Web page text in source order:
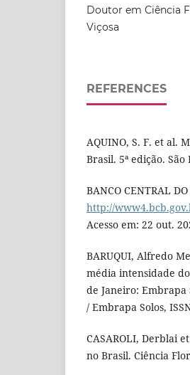
Doutor em Ciência
Viçosa
REFERENCES
AQUINO, S. F. et al.
Brasil. 5ª edição. São
BANCO CENTRAL
http://
Acesso em: 22 out.
BARUQUI, Alfredo
média intensidade
de Janeiro: Embrapa
/ Embrapa Solos,
CASAROLI, Derblai
no Brasil. Ciência